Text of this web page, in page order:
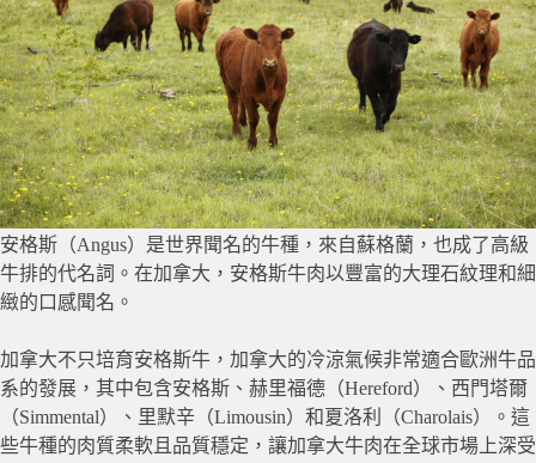
安格斯（Angus）是世界聞名的牛種，來自蘇格蘭，也成了高級
牛排的代名詞。在加拿大，安格斯牛肉以豐富的大理石紋理和細
緻的口感聞名。
加拿大不只培育安格斯牛，加拿大的冷涼氣候非常適合歐洲牛品
系的發展，其中包含安格斯、赫里福德（Hereford）、西門塔爾
（Simmental）、里默辛（Limousin）和夏洛利（Charolais）。這
些牛種的肉質柔軟且品質穩定，讓加拿大牛肉在全球市場上深受